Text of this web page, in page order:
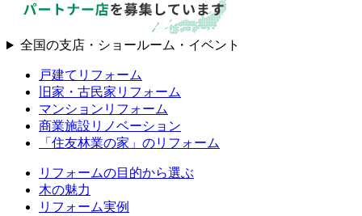
全国の支店・ショールーム・イベント
戸建てリフォーム
旧家・古民家リフォーム
マンションリフォーム
商業施設リノベーション
「住友林業の家」のリフォーム
リフォームの目的から選ぶ
木の魅力
リフォーム実例